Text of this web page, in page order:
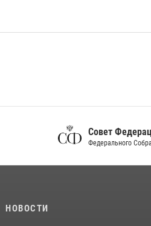
Совет Федерации
Федерального Собрания РФ
НОВОСТИ